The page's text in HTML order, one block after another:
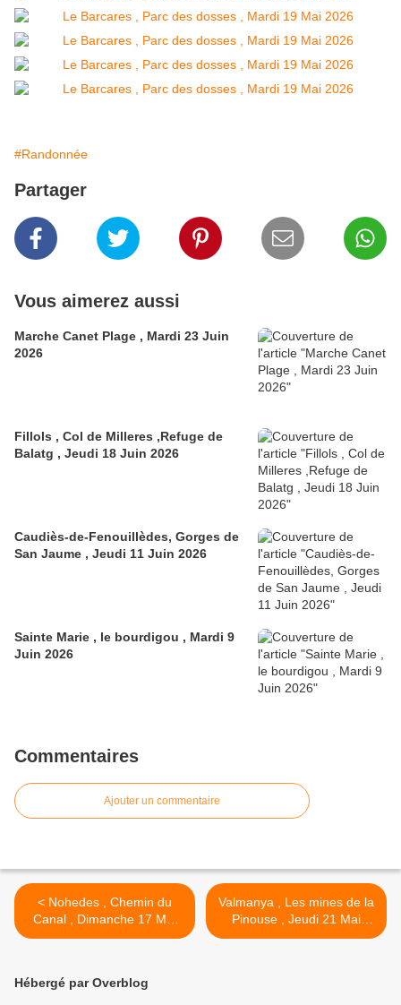
#Randonnée
Partager
Vous aimerez aussi
Marche Canet Plage , Mardi 23 Juin
2026
Fillols , Col de Milleres ,Refuge de
Balatg , Jeudi 18 Juin 2026
Caudiès-de-Fenouillèdes, Gorges de
San Jaume , Jeudi 11 Juin 2026
Sainte Marie , le bourdigou , Mardi 9
Juin 2026
Commentaires
Ajouter un commentaire
< Nohedes , Chemin du
Canal , Dimanche 17 Mai
2026
Valmanya , Les mines de la
Pinouse , Jeudi 21 Mai
2026 >
Hébergé par Overblog